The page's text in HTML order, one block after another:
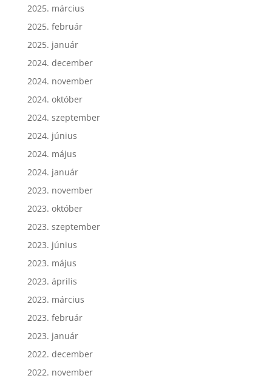
2025. március
2025. február
2025. január
2024. december
2024. november
2024. október
2024. szeptember
2024. június
2024. május
2024. január
2023. november
2023. október
2023. szeptember
2023. június
2023. május
2023. április
2023. március
2023. február
2023. január
2022. december
2022. november